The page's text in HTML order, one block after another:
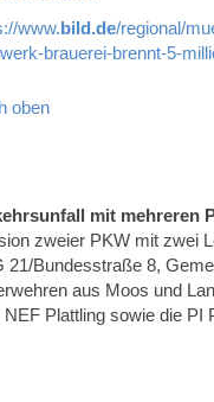
www.bild.de/regional/
brauerei-brennt-5-
oben
mit mehreren
zweier PKW mit zwei
21/Bundesstraße 8,
aus Moos und
NEF Plattling sowie die PI